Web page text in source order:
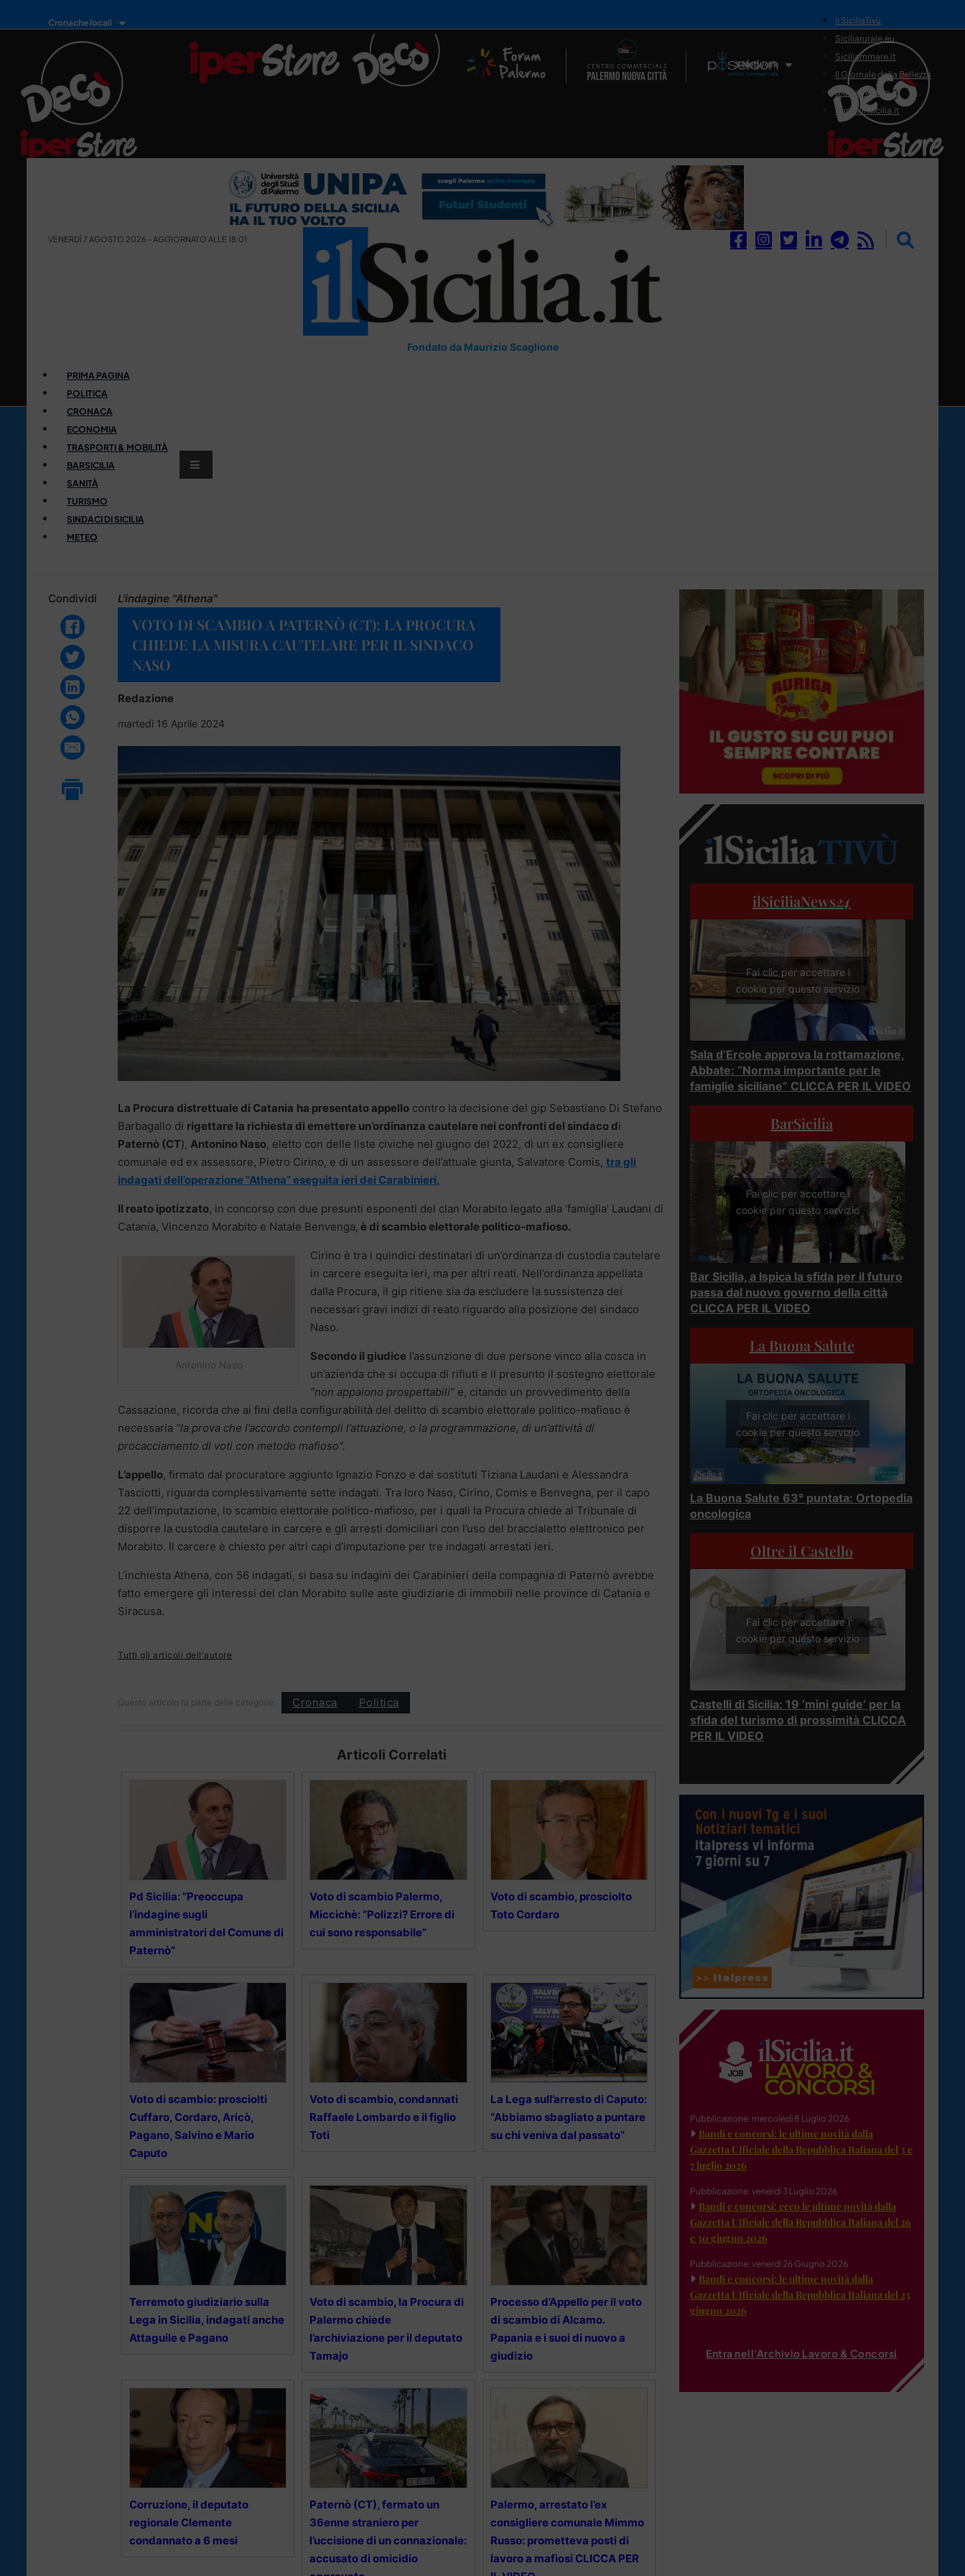
Cronache locali
Il Network
il SiciliaTivù
Siciliarurale.eu
Siciliammare.it
Il Giornale della Bellezza
Siciliamedica.it
Sanitainsicilia.it
VENERDÌ 7 AGOSTO 2026 - AGGIORNATO ALLE 18:01
Fondato da Maurizio Scaglione
PRIMA PAGINA
POLITICA
CRONACA
ECONOMIA
TRASPORTI & MOBILITÀ
BARSICILIA
SANITÀ
TURISMO
SINDACI DI SICILIA
METEO
Condividi L'indagine "Athena"
VOTO DI SCAMBIO A PATERNÒ (CT): LA PROCURA
CHIEDE LA MISURA CAUTELARE PER IL SINDACO
NASO
Redazione
martedì 16 Aprile 2024
La Procura distrettuale di Catania ha presentato appello contro la decisione del gip Sebastiano Di Stefano
Barbagallo di rigettare la richiesta di emettere un’ordinanza cautelare nei confronti del sindaco di
Paternò (CT), Antonino Naso, eletto con delle liste civiche nel giugno del 2022, di un ex consigliere
comunale ed ex assessore, Pietro Cirino, e di un assessore dell’attuale giunta, Salvatore Comis, tra gli
indagati dell’operazione “Athena” eseguita ieri dei Carabinieri.
Il reato ipotizzato, in concorso con due presunti esponenti del clan Morabito legato alla ‘famiglia’ Laudani di
Catania, Vincenzo Morabito e Natale Benvenga, è di scambio elettorale politico-mafioso.
Antonino Naso
Cirino è tra i quindici destinatari di un’ordinanza di custodia cautelare
in carcere eseguita ieri, ma per altri reati. Nell’ordinanza appellata
dalla Procura, il gip ritiene sia da escludere la sussistenza dei
necessari gravi indizi di reato riguardo alla posizione del sindaco
Naso.
Secondo il giudice l’assunzione di due persone vinco alla cosca in
un’azienda che si occupa di rifiuti e il presunto il sostegno elettorale
“non appaiono prospettabili” e, citando un provvedimento della
Cassazione, ricorda che ai fini della configurabilità del delitto di scambio elettorale politico-mafioso è
necessaria “la prova che l’accordo contempli l’attuazione, o la programmazione, di un’attività di
procacciamento di voti con metodo mafioso”.
L’appello, firmato dal procuratore aggiunto Ignazio Fonzo e dai sostituti Tiziana Laudani e Alessandra
Tasciotti, riguarda complessivamente sette indagati. Tra loro Naso, Cirino, Comis e Benvegna, per il capo
22 dell’imputazione, lo scambio elettorale politico-mafioso, per i quali la Procura chiede al Tribunale di
disporre la custodia cautelare in carcere e gli arresti domiciliari con l’uso del braccialetto elettronico per
Morabito. Il carcere è chiesto per altri capi d’imputazione per tre indagati arrestati ieri.
L’inchiesta Athena, con 56 indagati, si basa su indagini dei Carabinieri della compagnia di Paternò avrebbe
fatto emergere gli interessi del clan Morabito sulle aste giudiziarie di immobili nelle province di Catania e
Siracusa.
Tutti gli articoli dell'autore
Questo articolo fa parte delle categorie: Cronaca Politica
Articoli Correlati
Pd Sicilia: “Preoccupa
l’indagine sugli
amministratori del Comune di
Paternò”
Voto di scambio Palermo,
Miccichè: “Polizzi? Errore di
cui sono responsabile”
Voto di scambio, prosciolto
Toto Cordaro
Voto di scambio: prosciolti
Cuffaro, Cordaro, Aricò,
Pagano, Salvino e Mario
Caputo
Voto di scambio, condannati
Raffaele Lombardo e il figlio
Toti
La Lega sull’arresto di Caputo:
“Abbiamo sbagliato a puntare
su chi veniva dal passato”
Terremoto giudiziario sulla
Lega in Sicilia, indagati anche
Attaguile e Pagano
Voto di scambio, la Procura di
Palermo chiede
l’archiviazione per il deputato
Tamajo
Processo d’Appello per il voto
di scambio di Alcamo.
Papania e i suoi di nuovo a
giudizio
Corruzione, il deputato
regionale Clemente
condannato a 6 mesi
Paternò (CT), fermato un
36enne straniero per
l’uccisione di un connazionale:
accusato di omicidio
Palermo, arrestato l’ex
consigliere comunale Mimmo
Russo: prometteva posti di
lavoro a mafiosi CLICCA PER
ilSiciliaNews24
Fai clic per accettare i
cookie per questo servizio
Sala d’Ercole approva la rottamazione,
Abbate: “Norma importante per le
famiglie siciliane” CLICCA PER IL VIDEO
BarSicilia
Fai clic per accettare i
cookie per questo servizio
Bar Sicilia, a Ispica la sfida per il futuro
passa dal nuovo governo della città
CLICCA PER IL VIDEO
La Buona Salute
Fai clic per accettare i
cookie per questo servizio
La Buona Salute 63° puntata: Ortopedia
oncologica
Oltre il Castello
Fai clic per accettare i
cookie per questo servizio
Castelli di Sicilia: 19 ‘mini guide’ per la
sfida del turismo di prossimità CLICCA
PER IL VIDEO
Pubblicazione: mercoledì 8 Luglio 2026
Bandi e concorsi: le ultime novità dalla
Gazzetta Ufficiale della Repubblica Italiana del 3 e
7 luglio 2026
Pubblicazione: venerdì 3 Luglio 2026
Bandi e concorsi: ecco le ultime novità dalla
Gazzetta Ufficiale della Repubblica Italiana del 26
e 30 giugno 2026
Pubblicazione: venerdì 26 Giugno 2026
Bandi e concorsi: le ultime novità dalla
Gazzetta Ufficiale della Repubblica Italiana del 23
giugno 2026
Entra nell'Archivio Lavoro & Concorsi